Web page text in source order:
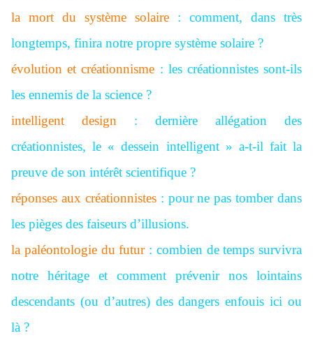
la mort du système solaire
: comment, dans très
longtemps, finira notre propre système solaire ?
évolution et créationnisme : les créationnistes sont-ils
les ennemis de la science ?
intelligent design
: dernière allégation des
créationnistes, le « dessein intelligent » a-t-il fait la
preuve de son intérêt scientifique ?
réponses aux créationnistes : pour ne pas tomber dans
les pièges des faiseurs d’illusions.
la paléontologie du futur: combien de temps survivra
notre héritage et comment prévenir nos lointains
descendants (ou d’autres) des dangers enfouis ici ou
là ?